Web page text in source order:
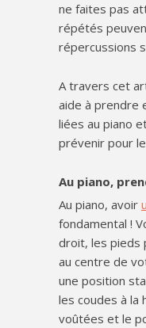
ne faites pas
répétés
répercussions
A travers cet
aide à prendre
liées au piano
prévenir pour
Au piano,
Au piano, avoir
fondamental !
droit, les pieds
au centre de
une position
les coudes à la
voûtées et le